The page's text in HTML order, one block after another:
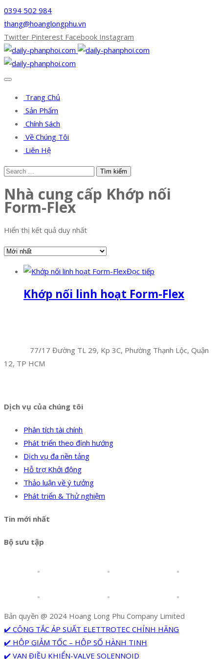
0394 502 984
thang@hoanglongphu.vn
Twitter Pinterest Facebook Instagram
Trang Chủ
Sản Phẩm
Chính Sách
Về Chúng Tôi
Liên Hệ
Nhà cung cấp Khớp nối
Form-Flex
Hiển thị kết quả duy nhất
Đọc tiếp
Khớp nối linh hoạt Form-Flex
77/17 Đường TL 29, Kp 3C, Phường Thạnh Lộc, Quận
12, TP HCM
Dịch vụ của chúng tôi
Phân tích tài chính
Phát triển theo định hướng
Dịch vụ đa nền tảng
Hỗ trợ Khởi động
Thảo luận về ý tưởng
Phát triển & Thử nghiệm
Tin mới nhất
Bộ sưu tập
Bản quyền @ 2024 Hoang Long Phu Company Limited
✔️ CÔNG TẮC ÁP SUẤT ELETTROTEC CHÍNH HÃNG
✔️ HỘP GIẢM TỐC – HỘP SỐ HÀNH TINH
✔️ VAN ĐIỀU KHIỂN-VALVE SOLENNOID